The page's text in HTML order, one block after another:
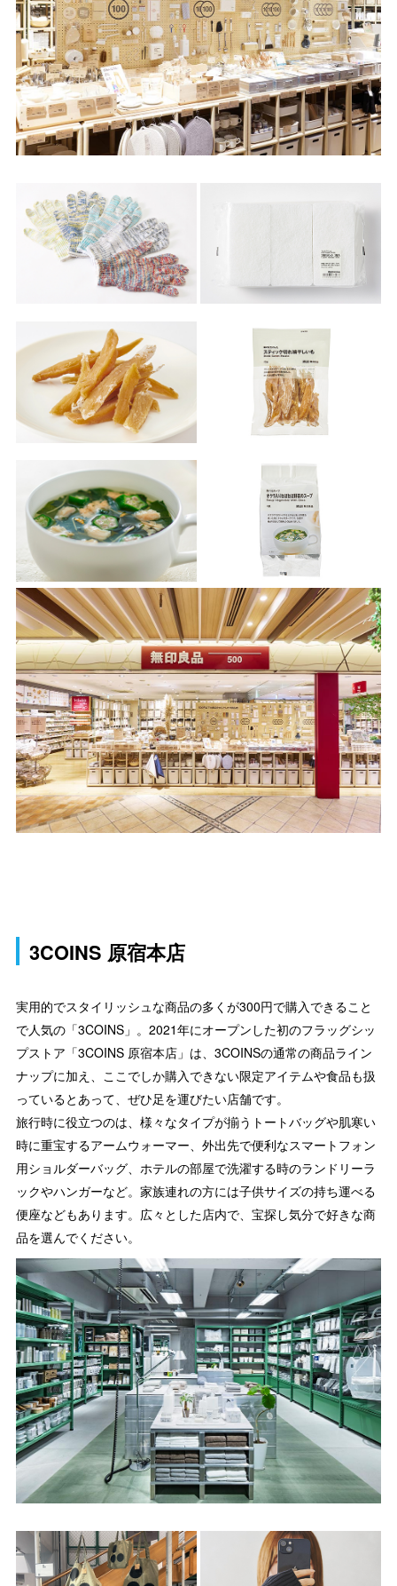
3COINS 原宿本店
実用的でスタイリッシュな商品の多くが300円で購入できること
で人気の「3COINS」。2021年にオープンした初のフラッグシッ
プストア「3COINS 原宿本店」は、3COINSの通常の商品ライン
ナップに加え、ここでしか購入できない限定アイテムや食品も扱
っているとあって、ぜひ足を運びたい店舗です。
旅行時に役立つのは、様々なタイプが揃うトートバッグや肌寒い
時に重宝するアームウォーマー、外出先で便利なスマートフォン
用ショルダーバッグ、ホテルの部屋で洗濯する時のランドリーラ
ックやハンガーなど。家族連れの方には子供サイズの持ち運べる
便座などもあります。広々とした店内で、宝探し気分で好きな商
品を選んでください。